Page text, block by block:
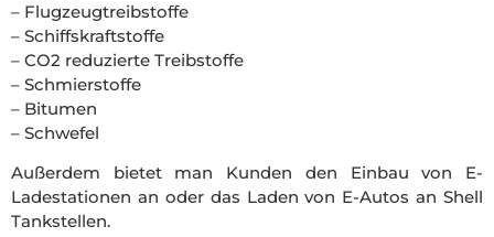
– Flugzeugtreibstoffe
– Schiffskraftstoffe
– CO2 reduzierte Treibstoffe
– Schmierstoffe
– Bitumen
– Schwefel
Außerdem bietet man Kunden den Einbau von E-
Ladestationen an oder das Laden von E-Autos an Shell
Tankstellen.